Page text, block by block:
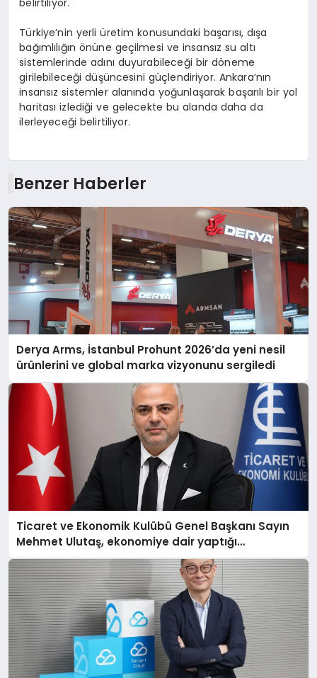
Türkiye’nin yerli üretim konusundaki başarısı, dışa
bağımlılığın önüne geçilmesi ve insansız su altı
sistemlerinde adını duyurabileceği bir döneme
girilebileceği düşüncesini güçlendiriyor. Ankara’nın
insansız sistemler alanında yoğunlaşarak başarılı bir yol
haritası izlediği ve gelecekte bu alanda daha da
ilerleyeceği belirtiliyor.
Benzer Haberler
Derya Arms, İstanbul Prohunt 2026’da yeni nesil
ürünlerini ve global marka vizyonunu sergiledi
Ticaret ve Ekonomik Kulübü Genel Başkanı Sayın
Mehmet Ulutaş, ekonomiye dair yaptığı
açıklamada şunları kaydetti: